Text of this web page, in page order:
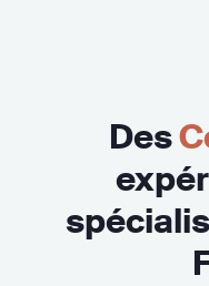
Des